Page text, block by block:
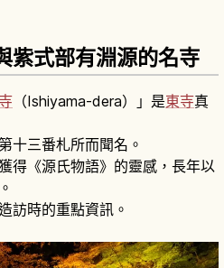
紫式部有淵源的名寺
（Ishiyama-dera）」是東寺真
十三番札所而聞名。
得《源氏物語》的靈感，長年以
訪時的重點資訊。